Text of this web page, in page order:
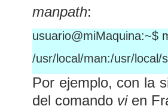
manpath:
usuario@miMaquina:~$
/usr/local/man:/usr/local/
Por ejemplo, con la
del comando vien